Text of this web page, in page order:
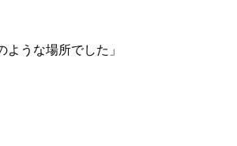
うな場所でした」